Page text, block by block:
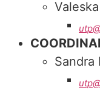
Sandra